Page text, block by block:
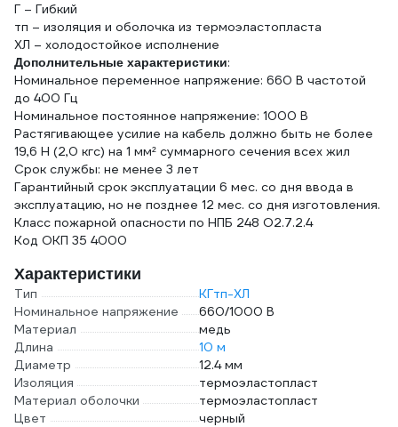
Г – Гибкий
тп – изоляция и оболочка из термоэластопласта
ХЛ – холодостойкое исполнение
Дополнительные характеристики:
Номинальное переменное напряжение: 660 В частотой
до 400 Гц
Номинальное постоянное напряжение: 1000 В
Растягивающее усилие на кабель должно быть не более
19,6 Н (2,0 кгс) на 1 мм² суммарного сечения всех жил
Срок службы: не менее 3 лет
Гарантийный срок эксплуатации 6 мес. со дня ввода в
эксплуатацию, но не позднее 12 мес. со дня изготовления.
Класс пожарной опасности по НПБ 248 О2.7.2.4
Код ОКП 35 4000
Характеристики
Тип
КГтп-ХЛ
Номинальное напряжение
660/1000 В
Материал
медь
Длина
10 м
Диаметр
12.4 мм
Изоляция
термоэластопласт
Материал оболочки
термоэластопласт
Цвет
черный